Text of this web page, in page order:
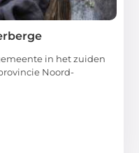
in het zuiden
Noord-